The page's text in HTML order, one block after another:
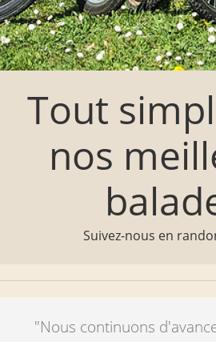
Tout
nos
Suivez-nous en
"Nous continuons